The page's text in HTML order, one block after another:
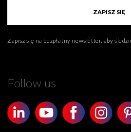
ZAPISZ SIĘ
Zapisz się na bezpłatny newsletter, aby
Follow us